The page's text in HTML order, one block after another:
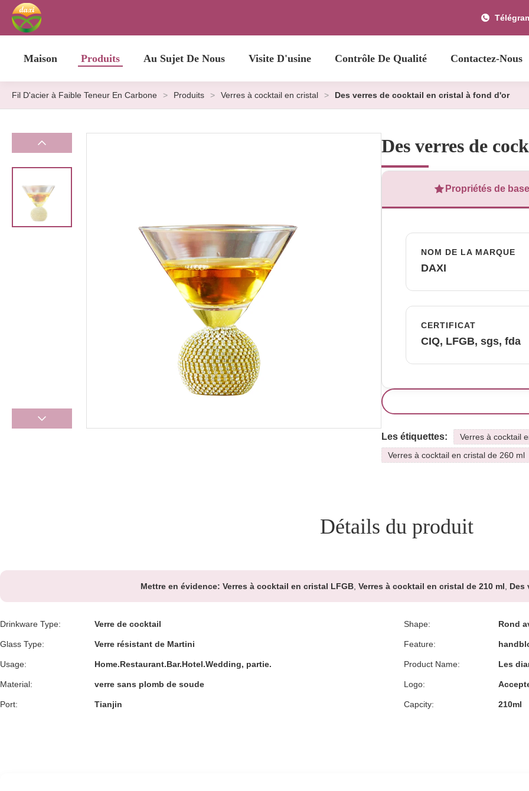
Maison Produits Au Sujet De Nous Visite D'usine Contrôle De Qualité Contactez-Nous
Fil D'acier à Faible Teneur En Carbone > Produits > Verres à cocktail en cristal > Des verres de cocktail en cristal à fond d'or
Des verres de
Propriétés de base
NOM DE LA MARQUE
DAXI
CERTIFICAT
CIQ, LFGB, sgs, fda
Les étiquettes: Verres à cocktail
Verres à cocktail en cristal de 260 ml
Détails du produit
Mettre en évidence: Verres à cocktail en cristal LFGB Verres à cocktail en cristal de 210 ml Des
Drinkware Type: Verre de cocktail Shape: Rond
Glass Type: Verre résistant de Martini Feature:
Usage: Home.Restaurant.Bar.Hotel.Wedding, partie. Product Name: Les
Material: verre sans plomb de soude Logo:
Port: Tianjin Capcity: 210ml